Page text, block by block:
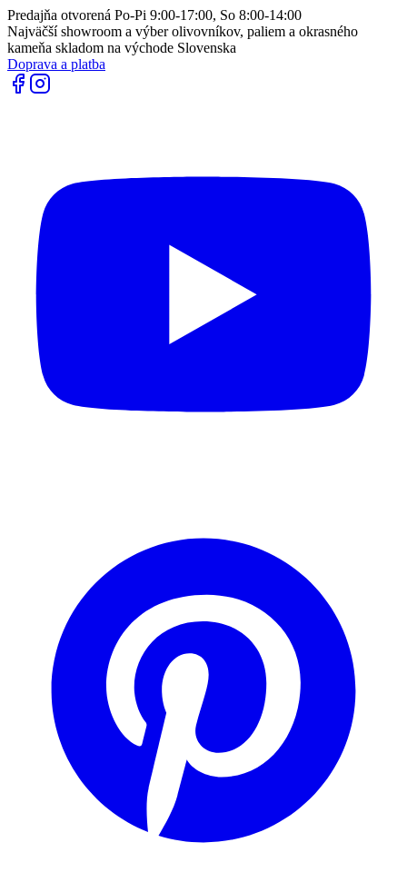
Predajňa otvorená Po-Pi 9:00-17:00, So 8:00-14:00
Najväčší showroom a výber olivovníkov, paliem a okrasného
kameňa skladom na východe Slovenska
Doprava a platba